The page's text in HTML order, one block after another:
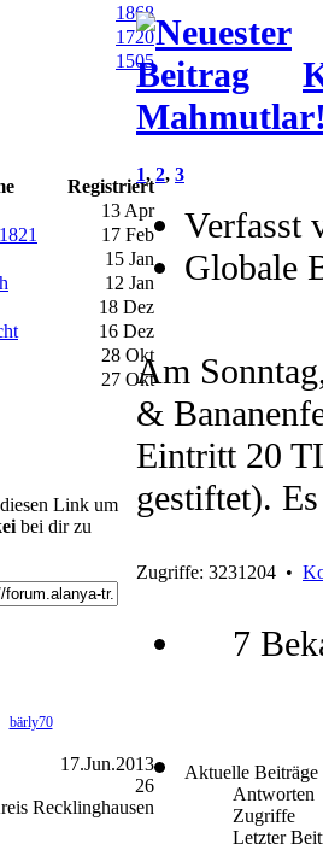
1868
1720
1505
Registriert
13 Apr
17 Feb
15 Jan
12 Jan
18 Dez
16 Dez
28 Okt
27 Okt
Link um
bei dir zu
bärly70
17.Jun.2013
26
Recklinghausen
1, 2, 3
Verfasst
Globale
Am
&
Eintritt 20
gestiftet).
Zugriffe: 3231204 •
7
Aktuelle Beiträge
Antworten
Zugriffe
Letzter